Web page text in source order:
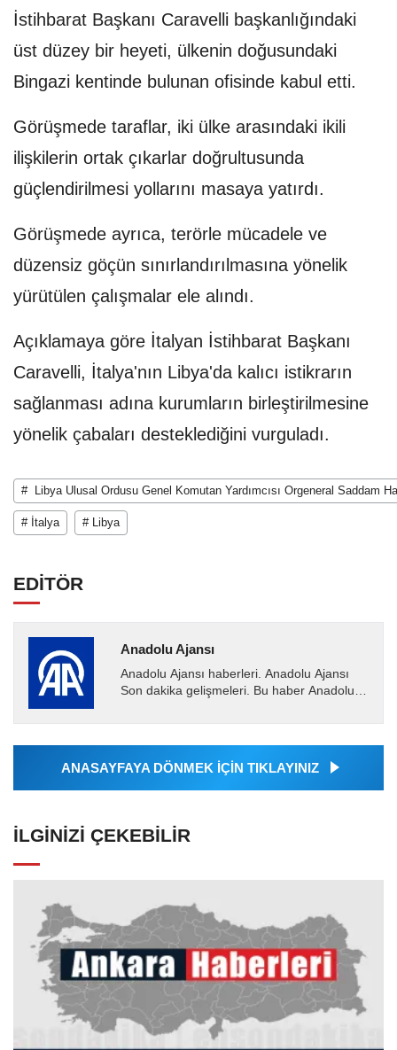
İstihbarat Başkanı Caravelli başkanlığındaki
üst düzey bir heyeti, ülkenin doğusundaki
Bingazi kentinde bulunan ofisinde kabul etti.
Görüşmede taraflar, iki ülke arasındaki ikili
ilişkilerin ortak çıkarlar doğrultusunda
güçlendirilmesi yollarını masaya yatırdı.
Görüşmede ayrıca, terörle mücadele ve
düzensiz göçün sınırlandırılmasına yönelik
yürütülen çalışmalar ele alındı.
Açıklamaya göre İtalyan İstihbarat Başkanı
Caravelli, İtalya'nın Libya'da kalıcı istikrarın
sağlanması adına kurumların birleştirilmesine
yönelik çabaları desteklediğini vurguladı.
# Libya Ulusal Ordusu Genel Komutan Yardımcısı Orgeneral Saddam
# İtalya # Libya
EDİTÖR
Anadolu Ajansı
Anadolu Ajansı haberleri. Anadolu Ajansı
Son dakika gelişmeleri. Bu haber Anadolu
Ajansı tarafından...
ANASAYFAYA DÖNMEK İÇİN TIKLAYINIZ
İLGINIZI ÇEKEBILIR